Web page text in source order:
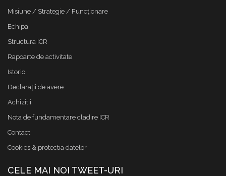
Misiune / Strategie / Funcţionare
Echipa
Structura ICR
Rapoarte de activitate
Istoric
Declaraţii de avere
Achizitii
Nota de fundamentare cladire ICR
Contact
Cookies & protectia datelor
CELE MAI NOI TWEET-URI